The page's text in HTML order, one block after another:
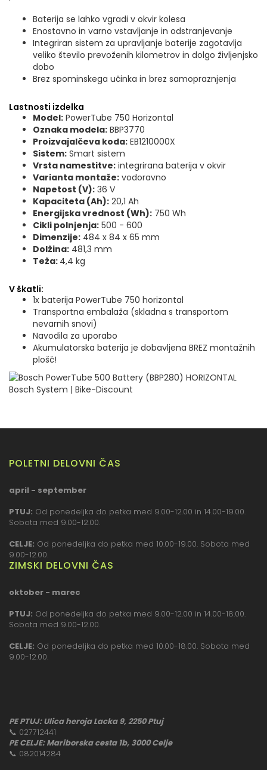
Baterija se lahko vgradi v okvir kolesa
Enostavno in varno vstavljanje in odstranjevanje
Integriran sistem za upravljanje baterije zagotavlja
veliko število prevoženih kilometrov in dolgo življenjsko
dobo
Brez spominskega učinka in brez samopraznjenja
Lastnosti izdelka
Model: PowerTube 750 Horizontal
Oznaka modela: BBP3770
Proizvajalčeva koda: EB1210000X
Sistem: Smart sistem
Vrsta namestitve: integrirana baterija v okvir
Varianta montaže: vodoravno
Napetost (V): 36 V
Kapaciteta (Ah): 20,1 Ah
Energijska vrednost (Wh): 750 Wh
Cikli polnjenja: 500 - 600
Dimenzije: 484 x 84 x 65 mm
Dolžina: 481,3 mm
Teža: 4,4 kg
V škatli:
1x baterija PowerTube 750 horizontal
Transportna embalaža (skladna s transportom
nevarnih snovi)
Navodila za uporabo
Akumulatorska baterija je dobavljena BREZ montažnih
plošč!
POLETNI DELOVNI ČAS
april - september
PTUJ: Od ponedeljka do petka med 9.00-12.00 in 14.00-19.00.
Sobota med 9.00-12.00.
CELJE: Od ponedeljka do petka med 10.00-19.00. Sobota med
9.00-12.00.
ZIMSKI DELOVNI ČAS
oktober - marec
PTUJ: Od ponedeljka do petka med 9.00-12.00 in 14.00-18.00.
Sobota med 9.00-12.00.
CELJE: Od ponedeljka do petka med 10.00-18.00. Sobota med
9.00-12.00.
PE PTUJ: Ulica heroja Lacka 9, 2250 Ptuj
📞 027712441
PE CELJE: Mariborska cesta 1b, 3000 Celje
📞 082014284